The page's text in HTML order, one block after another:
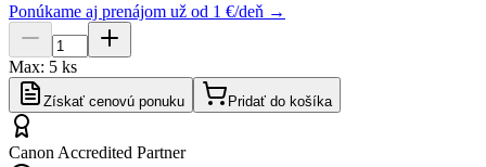
Ponúkame aj prenájom už od 1 €/deň →
Max: 5 ks
Získať cenovú ponuku Pridať do košíka
Canon Accredited Partner